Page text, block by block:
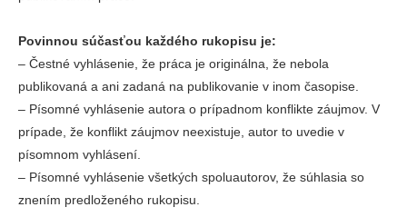
Povinnou súčasťou každého rukopisu je:
‒ Čestné vyhlásenie, že práca je originálna, že nebola
publikovaná a ani zadaná na publikovanie v inom časopise.
‒ Písomné vyhlásenie autora o prípadnom konflikte záujmov. V
prípade, že konflikt záujmov neexistuje, autor to uvedie v
písomnom vyhlásení.
‒ Písomné vyhlásenie všetkých spoluautorov, že súhlasia so
znením predloženého rukopisu.